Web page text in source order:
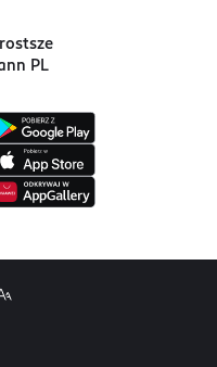
PL